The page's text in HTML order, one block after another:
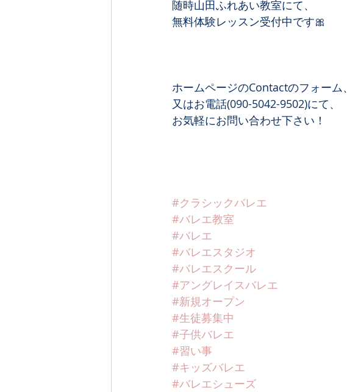
随時山田ふれあい教室にて、
無料体験レッスン受付中です🎀
ホームページのContactのフォーム、
又はお電話(090-5042-9502)にて、
お気軽にお問い合わせ下さい！
#クラシックバレエ
#バレエ教室
#バレエ
#バレエスタジオ
#バレエスクール
#アングレイスバレエ
#新規オープン
#生徒募集中
#子供バレエ
#習い事
#キッズバレエ
#バレエシューズ